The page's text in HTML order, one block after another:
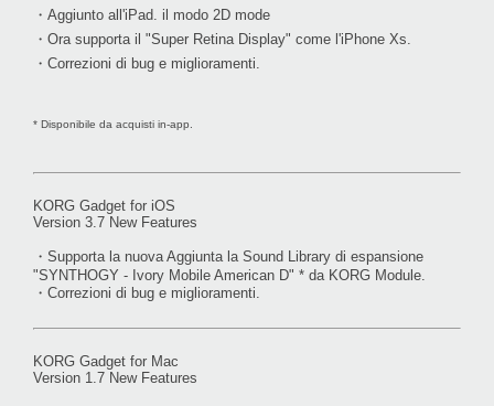
・Aggiunto all'iPad. il modo 2D mode
・Ora supporta il "Super Retina Display" come l'iPhone Xs.
・Correzioni di bug e miglioramenti.
* Disponibile da acquisti in-app.
KORG Gadget for iOS
Version 3.7 New Features
・Supporta la nuova Aggiunta la Sound Library di espansione
"SYNTHOGY - Ivory Mobile American D" * da KORG Module.
・Correzioni di bug e miglioramenti.
KORG Gadget for Mac
Version 1.7 New Features